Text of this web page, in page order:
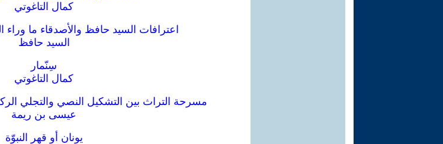
كمال التاغوتي
اعترافات السيد حافظ والأصدقاء ما وراء
السيد حافظ
سِنّمار
كمال التاغوتي
مسرحة التراث بين التشكيل النصي والتجلي
عيسى بن ريمة
يونان أو قهر النبوّة